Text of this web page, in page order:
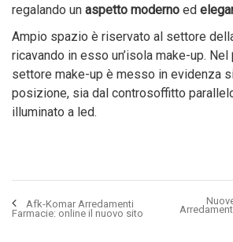
regalando un aspetto moderno ed
Ampio spazio è riservato al settore
ricavando in esso un’isola make-up. Nel
settore make-up è messo in evidenza
posizione, sia dal controsoffitto
illuminato a led.
Afk-Komar Arredamenti
Farmacie: online il nuovo sito